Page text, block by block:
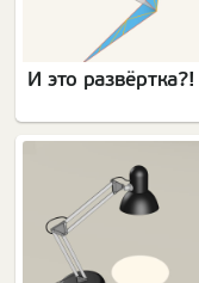
И это развёртка?!